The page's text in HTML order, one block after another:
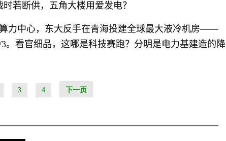
若断供，五角大楼用爱发电？
力中心，东大反手在青海投建全球最大液冷机房——
。看官细品，这哪是科技赛跑？分明是电力基建造的降
3 4 下一页